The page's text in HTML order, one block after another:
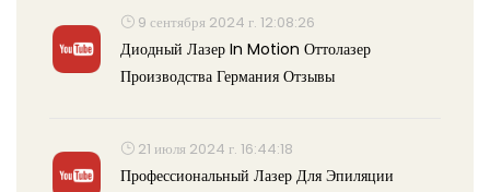
9 сентября 2024 г. 12:08:26
Диодный Лазер In Motion Оттолазер
Производства Германия Отзывы
21 июля 2024 г. 16:44:18
Профессиональный Лазер Для Эпиляции